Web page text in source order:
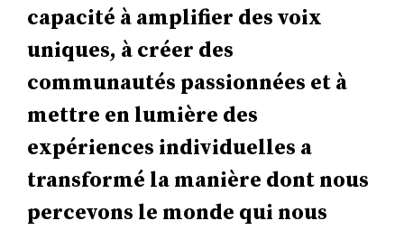
capacité à amplifier des voix
uniques, à créer des
communautés passionnées et à
mettre en lumière des
expériences individuelles a
transformé la manière dont nous
percevons le monde qui nous